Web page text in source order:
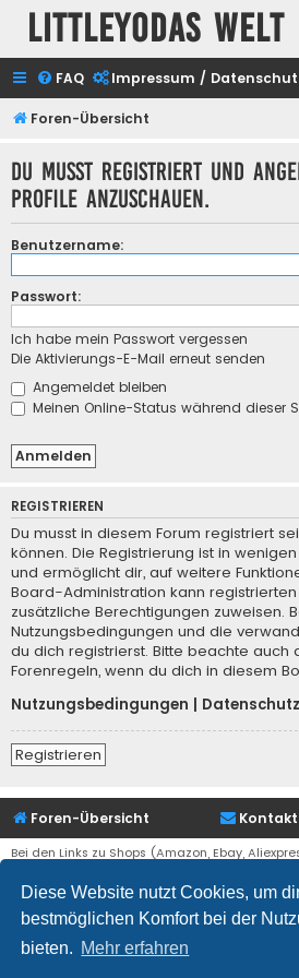
Diese Website nutzt Cookies, um
bestmöglichen Komfort bei der
bieten. Mehr erfahren
Littleyodas Welt
FAQ Impressum /
Foren-Übersicht
Du musst registriert und
Profile anzuschauen.
Benutzername:
Passwort:
Ich habe mein Passwort vergessen
Die Aktivierungs-E-Mail erneut senden
Angemeldet bleiben
Meinen Online-Status während dieser
REGISTRIEREN
Du musst in diesem Forum registriert
können. Die Registrierung ist in
und ermöglicht dir, auf weitere
Board-Administration kann
zusätzliche Berechtigungen zuweisen.
Nutzungsbedingungen und die
du dich registrierst. Bitte beachte auch
Forenregeln, wenn du dich in diesem
Nutzungsbedingungen
Registrieren
Foren-Übersicht Kontakt
Bei den Links zu Shops (Amazon, Ebay,
Stern (*) markiert sind, kann es sich um
den Kauf eines Produktes über einen
Umsatzbeteiligung gutgeschrieben. Für euch
Einnahmen helfen die Hostgebühren